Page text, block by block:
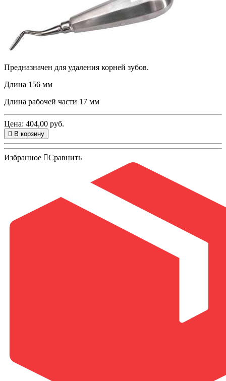
Предназначен для удаления корней зубов.
Длина 156 мм
Длина рабочей части 17 мм
Цена: 404,00 руб.
В корзину
Избранное Сравнить